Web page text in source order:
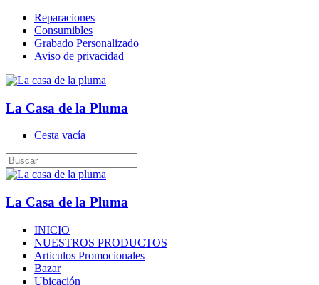
Reparaciones
Consumibles
Grabado Personalizado
Aviso de privacidad
La Casa de la Pluma
Cesta vacía
La Casa de la Pluma
INICIO
NUESTROS PRODUCTOS
Articulos Promocionales
Bazar
Ubicación